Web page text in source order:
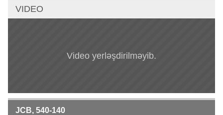
VIDEO
Video yerləşdirilməyib.
JCB, 540-140